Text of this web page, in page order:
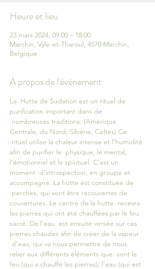
Heure et lieu
23 mars 2024, 09:00 – 18:00
Marchin, Vyle-et-Tharoul, 4570 Marchin,
Belgique
À propos de l'événement
La  Hutte de Sudation est un rituel de
purification important dans de
nombreuses traditions. (Amérique
Centrale, du Nord, Sibérie, Celtes) Ce
rituel utilise la chaleur intense et l’humidité
afin de purifier le  physique, le mental,
l’émotionnel et le spirituel. C’est un
moment  d’introspection, en groupe et
accompagné. La hutte est constituée de
perches, qui vont être recouvertes de
couvertures. Le centre de la hutte  recevra
les pierres qui ont été chauffées par le feu
sacré. De l’eau  est ensuite versée sur ces
pierres chaudes afin de créer de la vapeur
d’eau, qui va nous permettre de nous
relier aux différents éléments que  sont le
feu (qui a chauffé les pierres), l’eau (qui est